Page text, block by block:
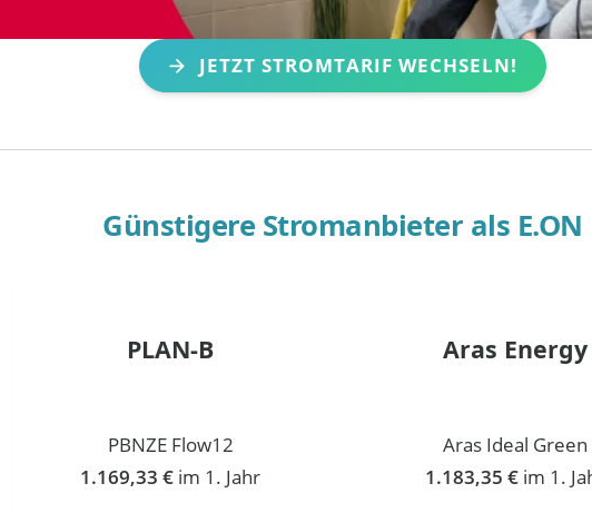
JETZT STROMTARIF WECHSELN!
Günstigere Stromanbieter als E.ON
PLAN-B
PBNZE Flow12
1.169,33 € im 1. Jahr
Aras Energy
Aras Ideal Green
1.183,35 € im 1.